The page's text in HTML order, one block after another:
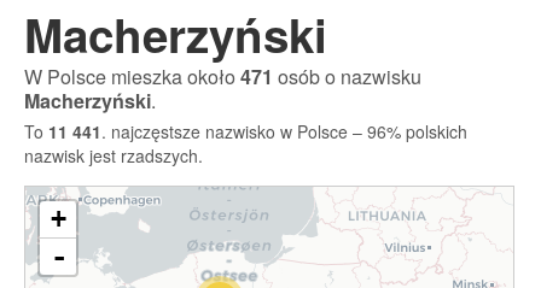
Macherzyński
W Polsce mieszka około471 osób o nazwisku
Macherzyński.
To 11 441. najczęstsze nazwisko w Polsce – 96% polskich
nazwisk jest rzadszych.
+
-